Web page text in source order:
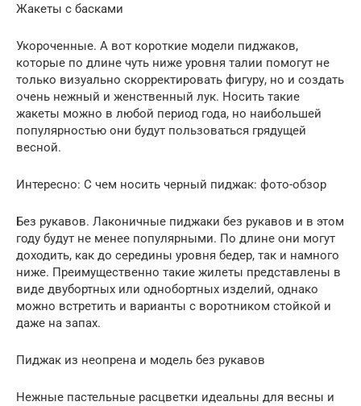
Жакеты с басками
Укороченные. А вот короткие модели пиджаков,
которые по длине чуть ниже уровня талии помогут не
только визуально скорректировать фигуру, но и создать
очень нежный и женственный лук. Носить такие
жакеты можно в любой период года, но наибольшей
популярностью они будут пользоваться грядущей
весной.
Интересно: С чем носить черный пиджак: фото-обзор
Без рукавов. Лаконичные пиджаки без рукавов и в этом
году будут не менее популярными. По длине они могут
доходить, как до середины уровня бедер, так и намного
ниже. Преимущественно такие жилеты представлены в
виде двубортных или однобортных изделий, однако
можно встретить и варианты с воротником стойкой и
даже на запах.
Пиджак из неопрена и модель без рукавов
Нежные пастельные расцветки идеальны для весны и